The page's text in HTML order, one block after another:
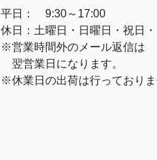
平日： 9:30～17:00
休日：土曜日・日曜日・祝日
※営業時間外のメール返信は
翌営業日になります。
※休業日の出荷は行っておりま